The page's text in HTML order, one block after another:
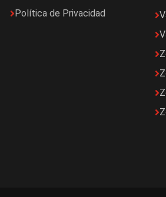
Política de Privacidad